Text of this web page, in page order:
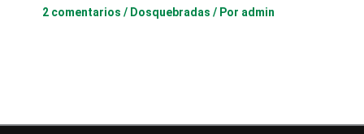
2 comentarios / Dosquebradas / Por admin